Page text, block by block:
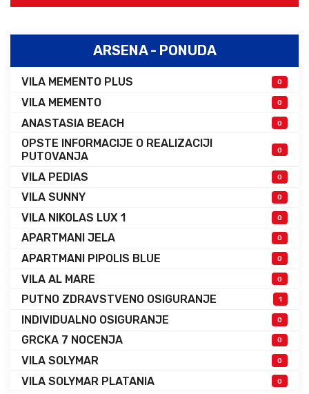
ARSENA - PONUDA
VILA MEMENTO PLUS 0
VILA MEMENTO 0
ANASTASIA BEACH 0
OPSTE INFORMACIJE O REALIZACIJI
PUTOVANJA
0
VILA PEDIAS 0
VILA SUNNY 0
VILA NIKOLAS LUX 1 0
APARTMANI JELA 0
APARTMANI PIPOLIS BLUE 0
VILA AL MARE 0
PUTNO ZDRAVSTVENO OSIGURANJE 1
INDIVIDUALNO OSIGURANJE 0
GRCKA 7 NOCENJA 0
VILA SOLYMAR 0
VILA SOLYMAR PLATANIA 0